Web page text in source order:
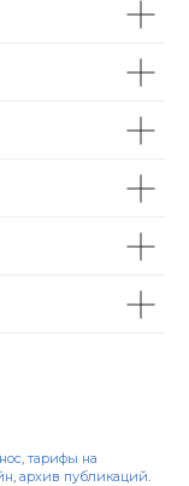
, тарифы на
, архив публикаций.